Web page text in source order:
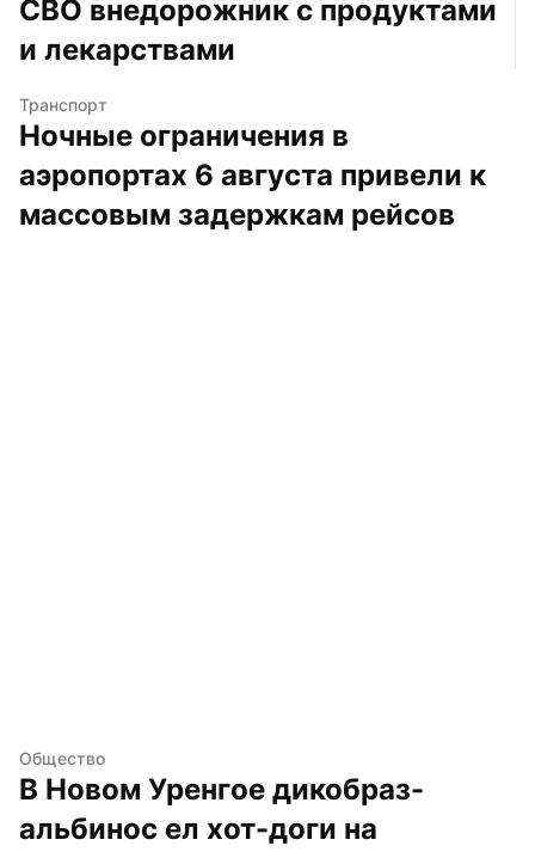
СВО внедорожник с продуктами
и лекарствами
Транспорт
Ночные ограничения в
аэропортах 6 августа привели к
массовым задержкам рейсов
Общество
В Новом Уренгое дикобраз-
альбинос ел хот-доги на